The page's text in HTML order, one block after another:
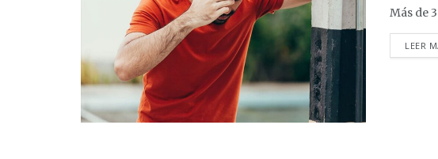
Más de
LEER